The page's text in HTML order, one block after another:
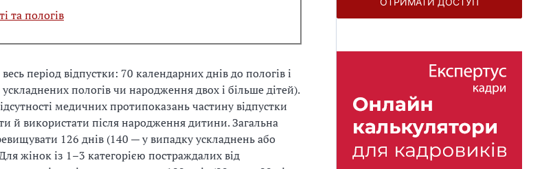
та пологів
період відпустки: 70 календарних днів до пологів і
ускладнених пологів чи народження двох і більше дітей).
медичних протипоказань частину відпустки
й використати після народження дитини. Загальна
126 днів (140 — у випадку ускладнень або
жінок із 1–3 категорією постраждалих від